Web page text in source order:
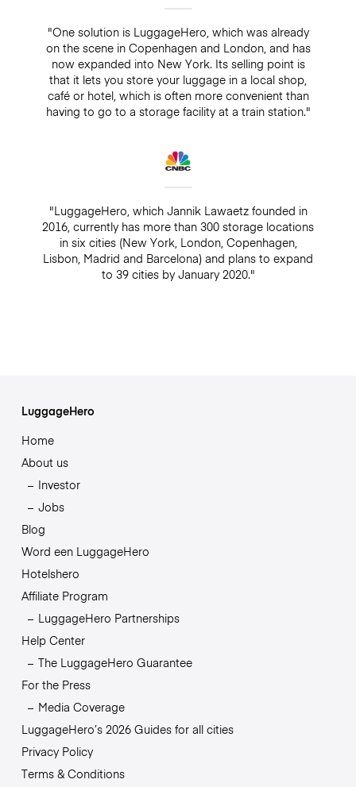
"One solution is LuggageHero, which was already
on the scene in Copenhagen and London, and has
now expanded into New York. Its selling point is
that it lets you store your luggage in a local shop,
café or hotel, which is often more convenient than
having to go to a storage facility at a train station."
"LuggageHero, which Jannik Lawaetz founded in
2016, currently has more than 300 storage locations
in six cities (New York, London, Copenhagen,
Lisbon, Madrid and Barcelona) and plans to expand
to 39 cities by January 2020."
LuggageHero
Home
About us
Investor
Jobs
Blog
Word een LuggageHero
Hotelshero
Affiliate Program
LuggageHero Partnerships
Help Center
The LuggageHero Guarantee
For the Press
Media Coverage
LuggageHero’s 2026 Guides for all cities
Privacy Policy
Terms & Conditions